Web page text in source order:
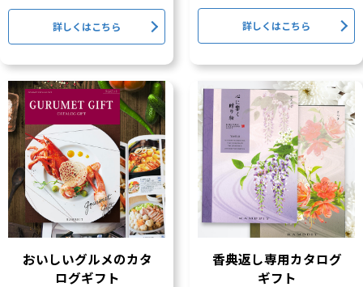
詳しくはこちら 詳しくはこちら
おいしいグルメのカタ
ログギフト
香典返し専用カタログ
ギフト